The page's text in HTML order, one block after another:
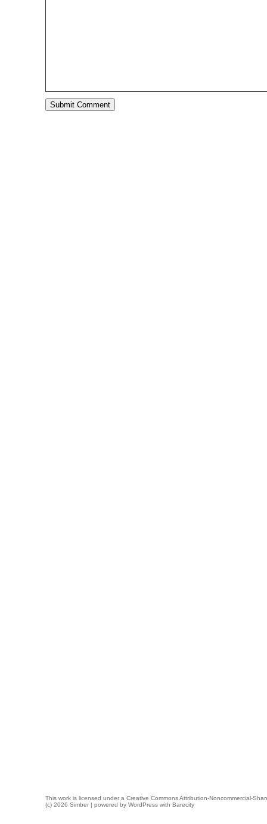
This work is licensed under a Creative Commons Attribution-Noncommercial-
(c) 2026 Simber | powered by WordPress with Barecity